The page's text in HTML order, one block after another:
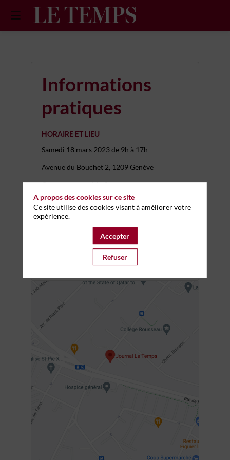
Informations
pratiques
HORAIRE ET LIEU
Samedi 18 mars 2023de 9h à 17h
Avenue du Bouchet 2, 1209 Genève
Comment y accéder?
En transports publics depuis la Gare
Cornavin:
Bus 10 jusqu'à l'arrêt Bouchet
Trams 14 ou 18 jusqu'à l'arrêt Bouchet
A propos des cookies sur ce site
Ce site utilise des cookies visant à améliorer votre
expérience.
Accepter
Refuser